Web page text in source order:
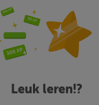
Leuk leren!?